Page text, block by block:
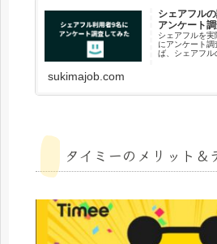
シェアフル
アンケート
シェアフルを
にアンケート
ば、シェアフル
sukimajob.com
タイミーのメリット＆